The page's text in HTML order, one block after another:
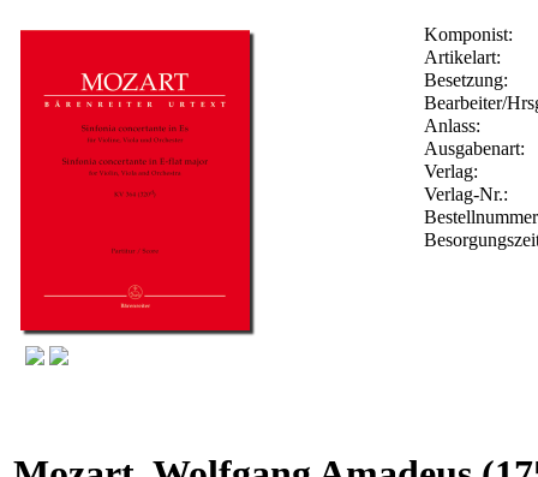
Komponist:
Artikelart:
Besetzung:
Bearbeiter/
Anlass:
Ausgabenart:
Verlag:
Verlag-Nr.: